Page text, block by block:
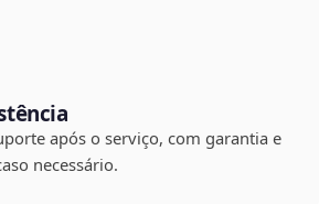
após o serviço, com garantia e
necessário.